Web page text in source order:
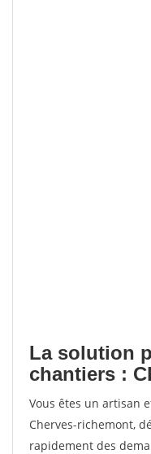
La solution
chantiers :
Vous êtes un artisan
Cherves-richemont,
rapidement des